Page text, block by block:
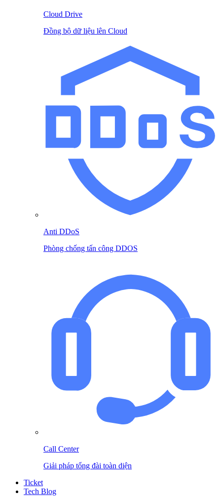
Cloud Drive
Đồng bộ dữ liệu lên Cloud
Anti DDoS
Phòng chống tấn công DDOS
Call Center
Giải pháp tổng đài toàn diện
Ticket
Tech Blog